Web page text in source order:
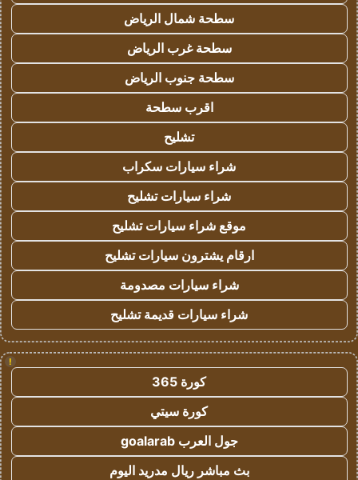
سطحة شمال الرياض
سطحة غرب الرياض
سطحة جنوب الرياض
اقرب سطحة
تشليح
شراء سيارات سكراب
شراء سيارات تشليح
موقع شراء سيارات تشليح
ارقام يشترون سيارات تشليح
شراء سيارات مصدومة
شراء سيارات قديمة تشليح
!
كورة 365
كورة سيتي
جول العرب goalarab
بث مباشر ريال مدريد اليوم